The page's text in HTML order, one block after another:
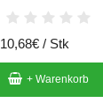
10,68€ / Stk
+ Warenkorb